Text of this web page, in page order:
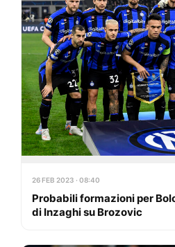
26 FEB 2023 · 08:40
Probabili formazioni per
di Inzaghi su Brozovic